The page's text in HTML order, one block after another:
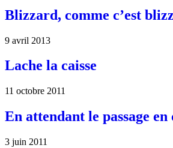
Blizzard, comme c’est
9 avril 2013
Lache la caisse
11 octobre 2011
En attendant le passage en
3 juin 2011